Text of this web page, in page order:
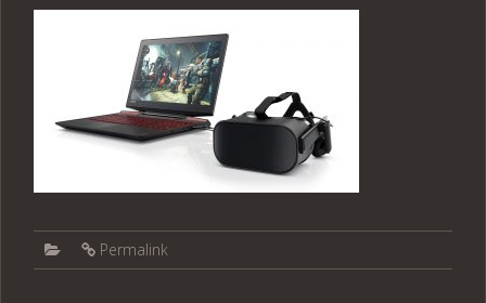
Permalink